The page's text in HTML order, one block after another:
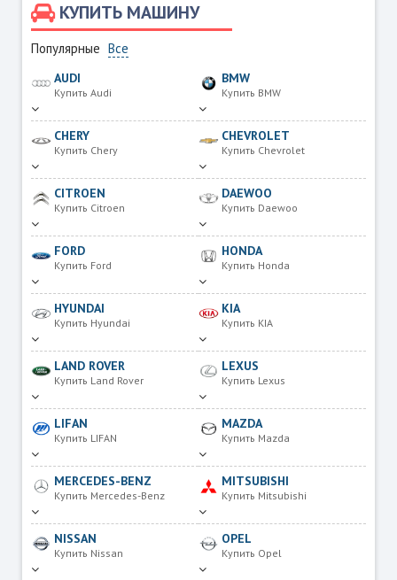
КУПИТЬ МАШИНУ
Популярные Все
AUDI
Купить Audi
BMW
Купить BMW
CHERY
Купить Chery
CHEVROLET
Купить Chevrolet
CITROEN
Купить Citroen
DAEWOO
Купить Daewoo
FORD
Купить Ford
HONDA
Купить Honda
HYUNDAI
Купить Hyundai
KIA
Купить KIA
LAND ROVER
Купить Land Rover
LEXUS
Купить Lexus
LIFAN
Купить LIFAN
MAZDA
Купить Mazda
MERCEDES-BENZ
Купить Mercedes-Benz
MITSUBISHI
Купить Mitsubishi
NISSAN
Купить Nissan
OPEL
Купить Opel